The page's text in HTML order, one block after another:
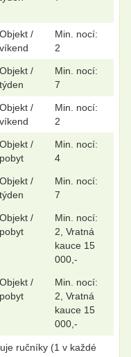
Objekt /
víkend
Min. nocí:
2
Objekt /
týden
Min. nocí:
7
Objekt /
víkend
Min. nocí:
2
Objekt /
pobyt
Min. nocí:
4
Objekt /
týden
Min. nocí:
7
Objekt /
pobyt
Min. nocí:
2, Vratná
kauce 15
000,-
Objekt /
pobyt
Min. nocí:
2, Vratná
kauce 15
000,-
ručníky (1 v každé